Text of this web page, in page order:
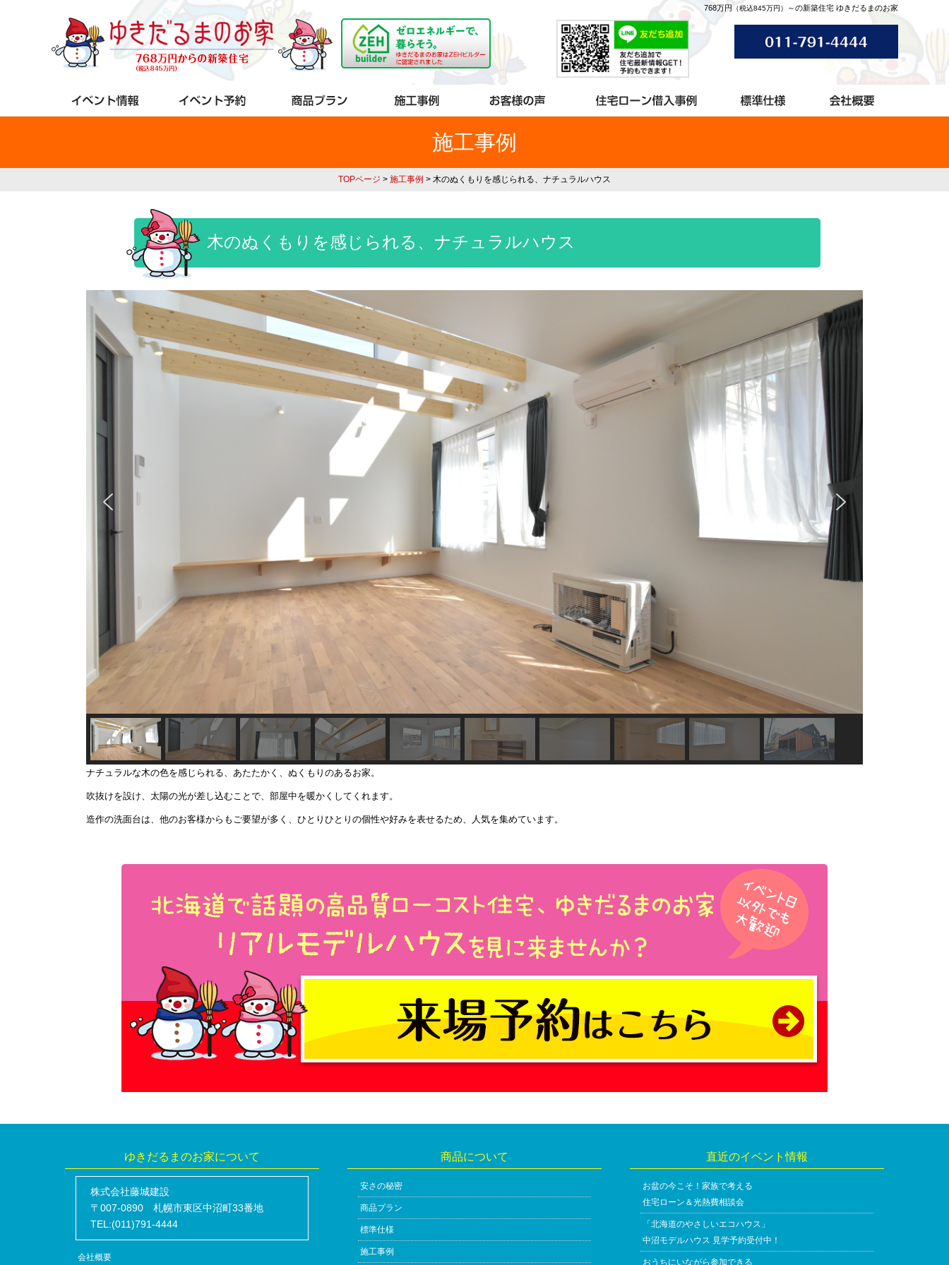
768万円 （税込845万円） ～の新築住宅 ゆきだるまのお家
施工事例
TOPページ > 施工事例 > 木のぬくもりを感じられる、ナチュラルハウス
木のぬくもりを感じられる、ナチュラルハウス
ナチュラルな木の色を感じられる、あたたかく、ぬくもりのあるお家。
吹抜けを設け、太陽の光が差し込むことで、部屋中を暖かくしてくれます。
造作の洗面台は、他のお客様からもご要望が多く、ひとりひとりの個性や好みを表せるため、人気を集めています。
ゆきだるまのお家について
株式会社藤城建設
〒007-0890 札幌市東区中沼町33番地
TEL:(011)791-4444
会社概要
商品について
安さの秘密
商品プラン
標準仕様
施工事例
直近のイベント情報
お盆の今こそ！家族で考える
住宅ローン＆光熱費相談会
「北海道のやさしいエコハウス」
中沼モデルハウス 見学予約受付中！
おうちにいながら参加できる